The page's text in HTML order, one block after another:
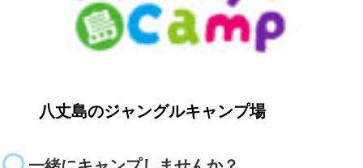
八丈島のジャングルキャンプ場